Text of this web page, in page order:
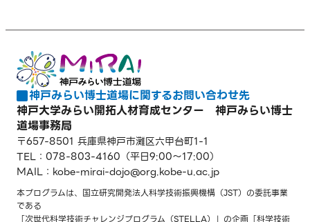
神戸みらい博士道場に関するお問い合わせ先
神戸大学みらい開拓人材育成センター 神戸みらい博士
道場事務局
〒657-8501 兵庫県神戸市灘区六甲台町1-1
TEL：078-803-4160 （平日9:00〜17:00）
MAIL：kobe-mirai-dojo
[at]
org.kobe-u.ac.jp
本プログラムは、国立研究開発法人科学技術振興機構（JST）の委託事業
である
「次世代科学技術チャレンジプログラム（STELLA）」の企画「科学技術